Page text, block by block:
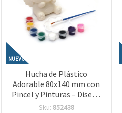
NUEVO
Hucha de Plástico
Adorable 80x140 mm con
Pincel y Pinturas – Diseño
de Zorro Cute para
Sku: 852438